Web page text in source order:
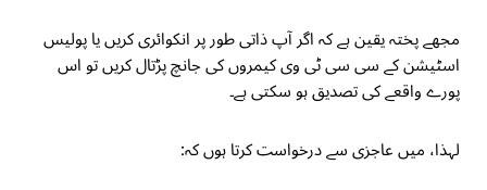
مجھے پختہ یقین ہے کہ اگر آپ ذاتی طور پر انکوائری کریں یا پولیس
اسٹیشن کے سی سی ٹی وی کیمروں کی جانچ پڑتال کریں تو اس
پورے واقعے کی تصدیق ہو سکتی ہے۔
لہذا، میں عاجزی سے درخواست کرتا ہوں کہ: